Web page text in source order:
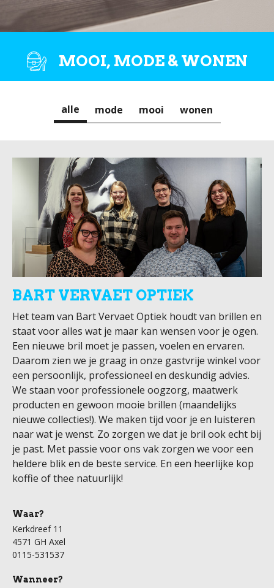
MOOI, MODE & WONEN
alle mode mooi wonen
BART VERVAET OPTIEK
Het team van Bart Vervaet Optiek houdt van brillen en
staat voor alles wat je maar kan wensen voor je ogen.
Een nieuwe bril moet je passen, voelen en ervaren.
Daarom zien we je graag in onze gastvrije winkel voor
een persoonlijk, professioneel en deskundig advies.
We staan voor professionele oogzorg, maatwerk
producten en gewoon mooie brillen (maandelijks
nieuwe collecties!). We maken tijd voor je en luisteren
naar wat je wenst. Zo zorgen we dat je bril ook echt bij
je past. Met passie voor ons vak zorgen we voor een
heldere blik en de beste service. En een heerlijke kop
koffie of thee natuurlijk!
Waar?
Kerkdreef 11
4571 GH Axel
0115-531537
Wanneer?